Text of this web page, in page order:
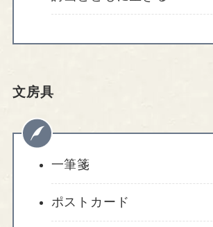
文房具
一筆箋
ポストカード